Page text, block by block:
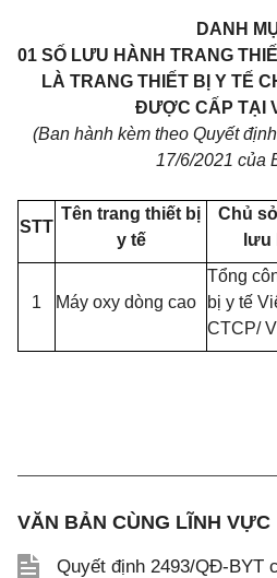
DANH
01 SỐ LƯU HÀNH TRANG
LÀ TRANG THIẾT BỊ Y TẾ
ĐƯỢC CẤP TẠI
(Ban hành kèm theo Quyết
17/6/2021 của
STT
Tên trang thiết bị
y tế
Chủ
lưu
1 Máy oxy dòng cao
Tổng
bị y tế
CTCP/
VĂN BẢN CÙNG LĨNH VỰC
Quyết định 2493/QĐ-BYT